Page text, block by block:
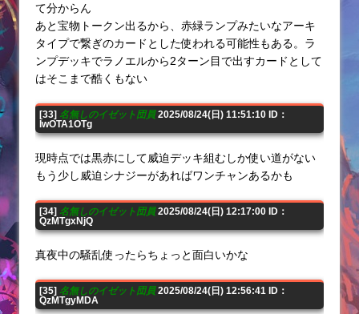
て分からん
あと宝物トークン出るから、赤緑ランプみたいなアーキ
タイプで繋ぎのカードとした使われる可能性もある。ラ
ンプデッキでラノエルから2ターン目で出すカードとして
はそこまで酷くもない
[33] 名無しのイゼット団員2025/08/24(日) 11:51:10 ID：
IwOTA1OTg
現時点では黒赤にして威迫デッキ組むしか使い道がない
もう少し威迫シナジーがあればワンチャンあるかも
[34] 名無しのイゼット団員2025/08/24(日) 12:17:00 ID：
QzMTgxNjQ
真夜中の騒乱使ったらちょっと面白いかな
[35] 名無しのイゼット団員2025/08/24(日) 12:56:41 ID：
QzMTgyMDA